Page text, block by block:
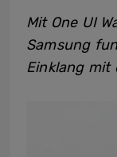
Mit One UI
Samsung
Einklang mit